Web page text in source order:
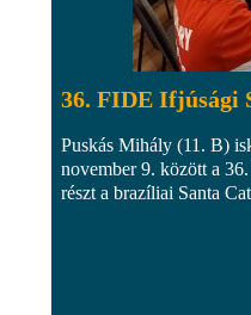
36. FIDE Ifjúsági
Puskás Mihály (11. B)
november 9. között a
részt a brazíliai Santa